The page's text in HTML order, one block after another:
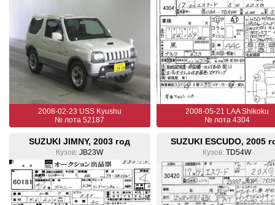
2008-02-23 USS Kyushu
№ лота 52187
2008-05-21 LAA Shikoku
№ лота 4304
SUZUKI JIMNY, 2003 год
Кузов: JB23W
SUZUKI ESCUDO, 2005
Кузов: TD54W